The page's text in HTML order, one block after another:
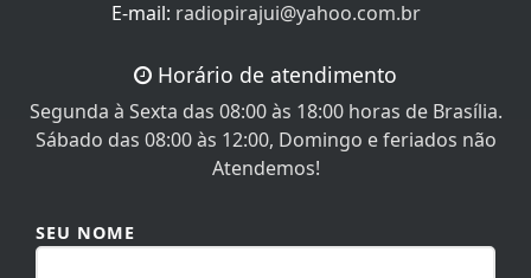
Segunda à Sexta das 08:00 às 18:00 horas de Brasília.
Sábado das 08:00 às 12:00, Domingo e feriados não
Atendemos!